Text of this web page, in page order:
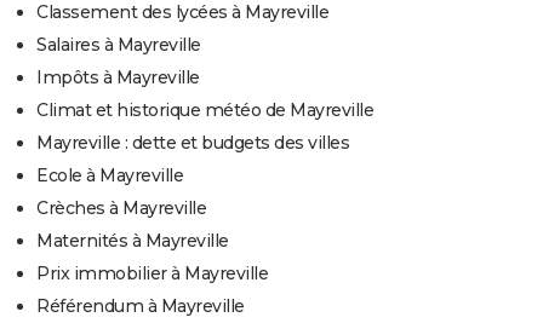
Classement des lycées à Mayreville
Salaires à Mayreville
Impôts à Mayreville
Climat et historique météo de Mayreville
Mayreville : dette et budgets des villes
Ecole à Mayreville
Crèches à Mayreville
Maternités à Mayreville
Prix immobilier à Mayreville
Référendum à Mayreville